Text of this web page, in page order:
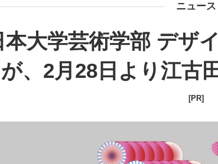
ニュース
本大学芸術学部 デザ
が、2月28日より江古
[PR]